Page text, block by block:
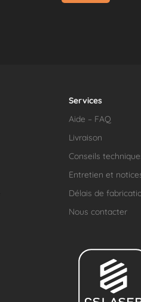
Services
Aide – FAQ
Livraison
Conseils
Entretien et
Délais de
Nous contacter